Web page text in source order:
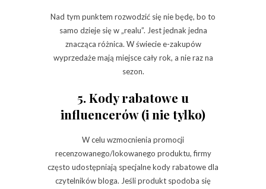
Nad tym punktem rozwodzić się nie będę, bo to
samo dzieje się w „realu”. Jest jednak jedna
znacząca różnica. W świecie e-zakupów
wyprzedaże mają miejsce cały rok, a nie raz na
sezon.
5. Kody rabatowe u
influencerów (i nie tylko)
W celu wzmocnienia promocji
recenzowanego/lokowanego produktu, firmy
często udostępniają specjalne kody rabatowe dla
czytelników bloga. Jeśli produkt spodoba się